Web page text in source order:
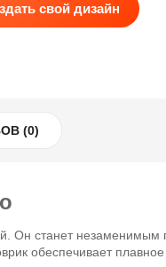
свой дизайн
(0)
Он станет
обеспечивает